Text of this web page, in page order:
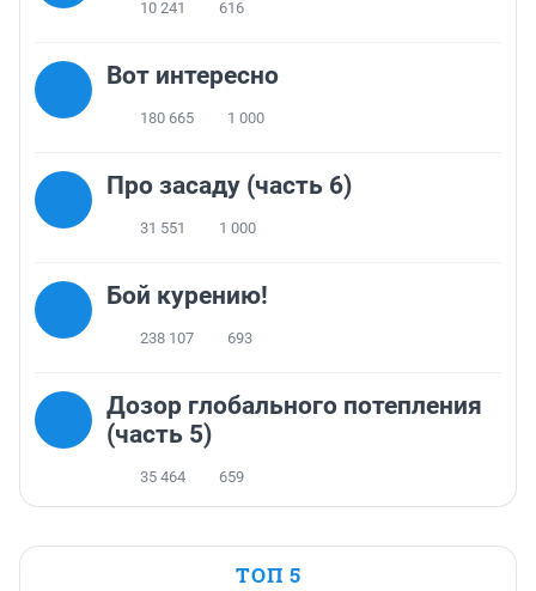
10 241 616
Вот интересно
180 665 1 000
Про засаду (часть 6)
31 551 1 000
Бой курению!
238 107 693
Дозор глобального потепления
(часть 5)
35 464 659
ТОП 5